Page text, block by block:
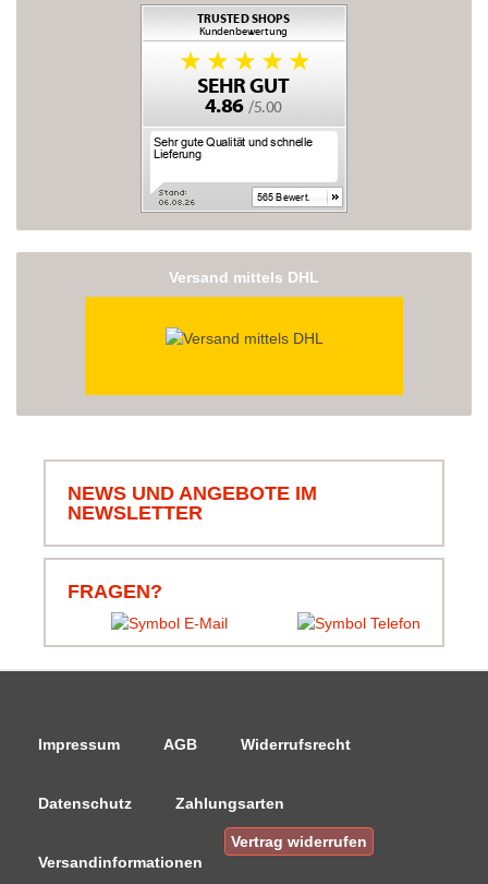
Versand mittels DHL
NEWS UND ANGEBOTE IM
NEWSLETTER
FRAGEN?
Impressum AGB Widerrufsrecht
Datenschutz Zahlungsarten
Versandinformationen
Vertrag widerrufen